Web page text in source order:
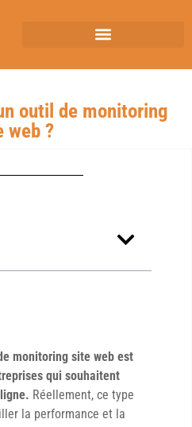
outil de monitoring
web ?
monitoring site web est
qui souhaitent
Réellement, ce type
la performance et la